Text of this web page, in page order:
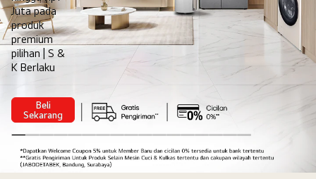
Juta pada
produk
premium
pilihan | S &
K Berlaku
8.8
Comfort
Designed
You
Beli
Sekarang